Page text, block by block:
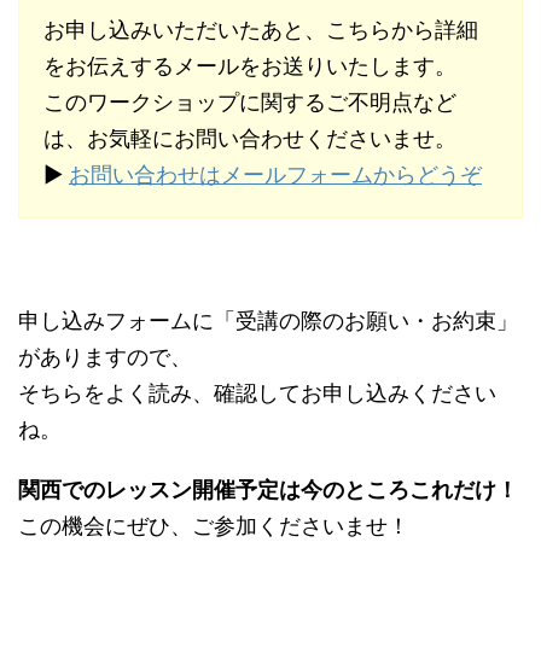
お申し込みいただいたあと、こちらから詳細
をお伝えするメールをお送りいたします。
このワークショップに関するご不明点など
は、お気軽にお問い合わせくださいませ。
▶︎ お問い合わせはメールフォームからどうぞ
申し込みフォームに「受講の際のお願い・お約束」
がありますので、
そちらをよく読み、確認してお申し込みください
ね。
関西でのレッスン開催予定は今のところこれだけ！
この機会にぜひ、ご参加くださいませ！